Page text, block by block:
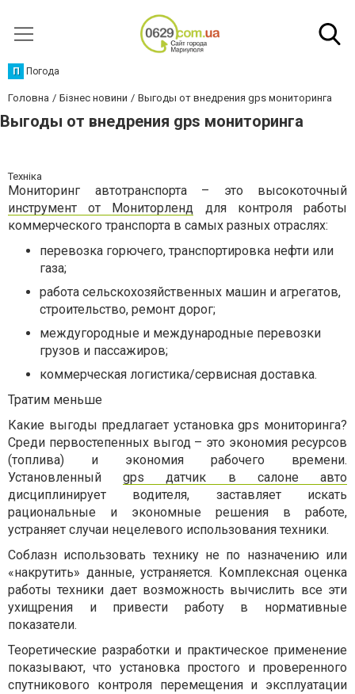
П Погода
Головна Бізнес новини Выгоды от внедрения gps мониторинга
Выгоды от внедрения gps мониторинга
Техніка
Мониторинг автотранспорта – это высокоточный
инструмент от Мониторленд для контроля работы
коммерческого транспорта в самых разных отраслях:
перевозка горючего, транспортировка нефти или
газа;
работа сельскохозяйственных машин и агрегатов,
строительство, ремонт дорог;
междугородные и международные перевозки
грузов и пассажиров;
коммерческая логистика/сервисная доставка.
Тратим меньше
Какие выгоды предлагает установка gps мониторинга?
Среди первостепенных выгод – это экономия ресурсов
(топлива) и экономия рабочего времени.
Установленныйgps датчик в салоне авто
дисциплинирует водителя, заставляет искать
рациональные и экономные решения в работе,
устраняет случаи нецелевого использования техники.
Соблазн использовать технику не по назначению или
«накрутить» данные, устраняется. Комплексная оценка
работы техники дает возможность вычислить все эти
ухищрения и привести работу в нормативные
показатели.
Теоретические разработки и практическое применение
показывают, что установка простого и проверенного
спутникового контроля перемещения и эксплуатации